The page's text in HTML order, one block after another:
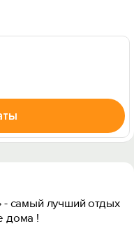
- самый лучший отдых
дома !